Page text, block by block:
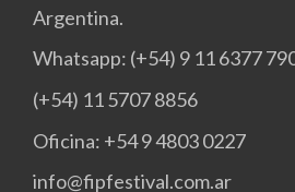
Argentina.
Whatsapp: (+54) 9 11 6377
(+54) 11 5707 8856
Oficina: +54 9 4803 0227
info@fipfestival.com.ar